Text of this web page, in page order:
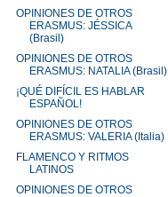
OPINIONES DE OTROS
ERASMUS: JÉSSICA
(Brasil)
OPINIONES DE OTROS
ERASMUS: NATALIA (Brasil)
¡QUÉ DIFÍCIL ES HABLAR
ESPAÑOL!
OPINIONES DE OTROS
ERASMUS: VALERIA (Italia)
FLAMENCO Y RITMOS
LATINOS
OPINIONES DE OTROS